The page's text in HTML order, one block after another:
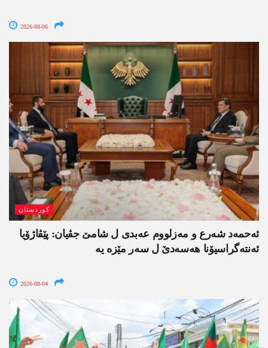
2026-08-06
کوردستان
ئەحمەد شەرع و مەزلووم عەبدی ل شامێ جڤیان: پێڤاژۆیا
ئەنتەگراسیۆنا ھەسەدێ ل سەر مێزە یە
2026-08-04